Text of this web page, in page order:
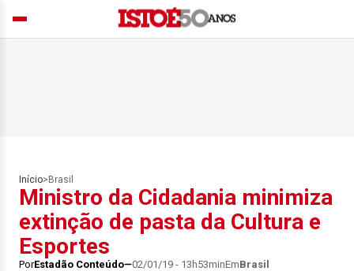
Início> Brasil
Ministro da Cidadania minimiza
extinção de pasta da Cultura e
Esportes
PorEstadão Conteúdo 02/01/19 - 13h53minEmBrasil